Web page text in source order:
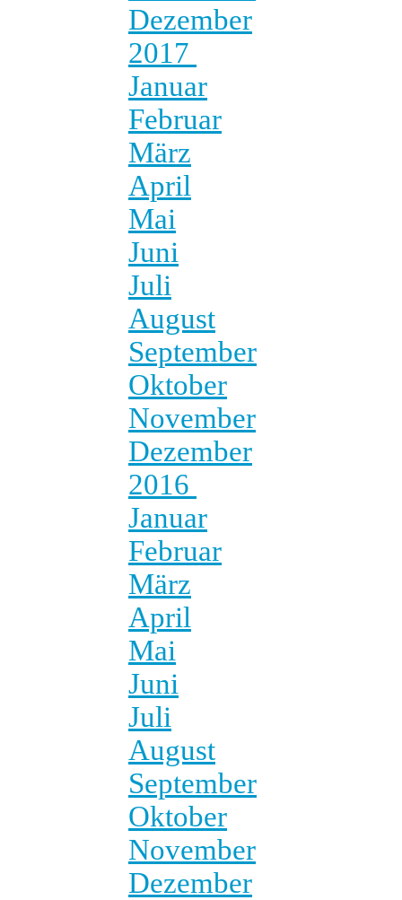
Dezember
2017
Januar
Februar
März
April
Mai
Juni
Juli
August
September
Oktober
November
Dezember
2016
Januar
Februar
März
April
Mai
Juni
Juli
August
September
Oktober
November
Dezember